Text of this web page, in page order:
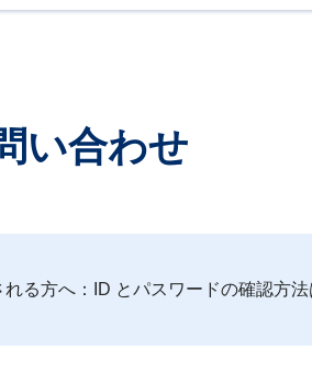
い合わせ
る方へ：ID とパスワードの確認方法